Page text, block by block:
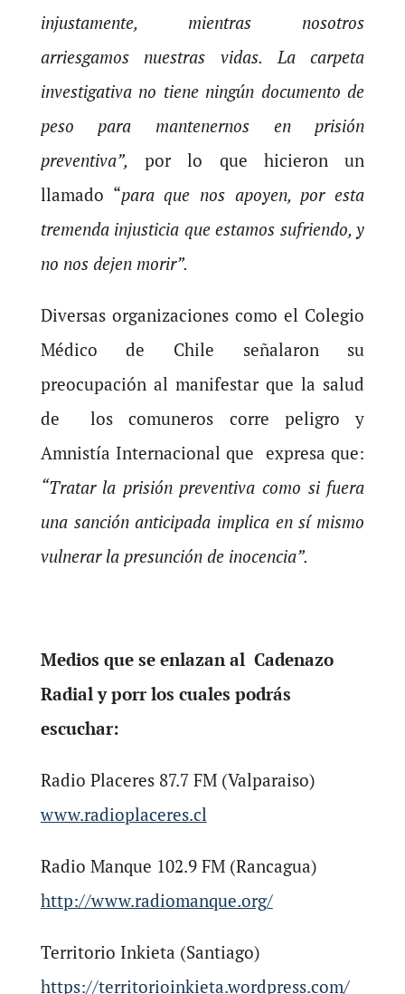
injustamente, mientras nosotros
arriesgamos nuestras vidas. La carpeta
investigativa no tiene ningún documento de
peso para mantenernos en prisión
preventiva”, por lo que hicieron un
llamado “para que nos apoyen, por esta
tremenda injusticia que estamos sufriendo, y
no nos dejen morir”.
Diversas organizaciones como el Colegio
Médico de Chile señalaron su
preocupación al manifestar que la salud
de los comuneros corre peligro y
Amnistía Internacional que expresa que:
“Tratar la prisión preventiva como si fuera
una sanción anticipada implica en sí mismo
vulnerar la presunción de inocencia”.
Medios que se enlazan al Cadenazo
Radial y porr los cuales podrás
escuchar:
Radio Placeres 87.7 FM (Valparaiso)
www.radioplaceres.cl
Radio Manque 102.9 FM (Rancagua)
http://www.radiomanque.org/
Territorio Inkieta (Santiago)
https://territorioinkieta.wordpress.com/